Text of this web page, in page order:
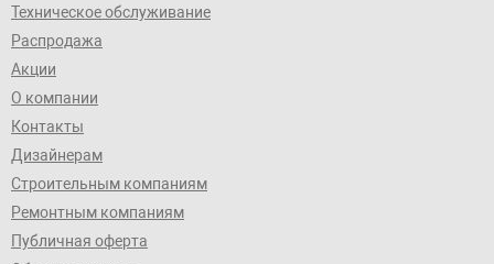
Техническое обслуживание
Распродажа
Акции
О компании
Контакты
Дизайнерам
Строительным компаниям
Ремонтным компаниям
Публичная оферта